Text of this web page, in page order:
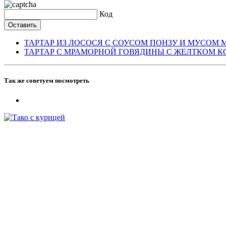
Код
ТАРТАР ИЗ ЛОСОСЯ С СОУСОМ ПОНЗУ И МУСОМ
ТАРТАР С МРАМОРНОЙ ГОВЯДИНЫ С ЖЕЛТКОМ
Так же советуем посмотреть